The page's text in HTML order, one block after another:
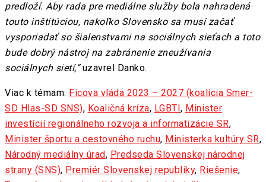
predloží. Aby rada pre mediálne služby bola nahradená
touto inštitúciou, nakoľko Slovensko sa musí začať
vysporiadať so šialenstvami na sociálnych sieťach a toto
bude dobrý nástroj na zabránenie zneužívania
sociálnych sietí,“uzavrel Danko.
Viac k témam: Ficova vláda 2023 – 2027 (koalícia Smer-
SD Hlas-SD SNS), Koaličná kríza, LGBTI , Minister
investícií regionálneho rozvoja a informatizácie SR,
Minister športu a cestovného ruchu, Ministerka kultúry SR,
Národný mediálny úrad, Predseda Slovenskej národnej
strany (SNS), Premiér Slovenskej republiky, Riešenie,